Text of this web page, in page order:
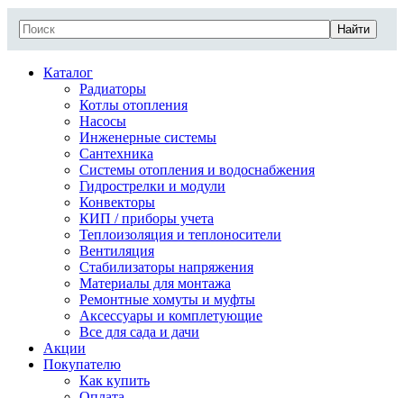
Найти
Каталог
Радиаторы
Котлы отопления
Насосы
Инженерные системы
Сантехника
Системы отопления и водоснабжения
Гидрострелки и модули
Конвекторы
КИП / приборы учета
Теплоизоляция и теплоносители
Вентиляция
Стабилизаторы напряжения
Материалы для монтажа
Ремонтные хомуты и муфты
Аксессуары и комплетующие
Все для сада и дачи
Акции
Покупателю
Как купить